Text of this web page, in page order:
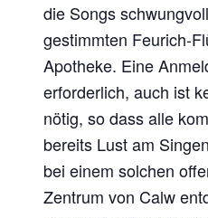
die Songs
gestimmten Feurich-
Apotheke. Eine
erforderlich, auch ist
nötig, so dass alle
bereits Lust am
bei einem solchen
Zentrum von Calw